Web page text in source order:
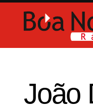
João